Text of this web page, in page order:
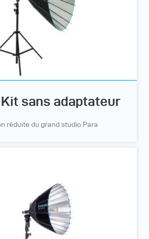
Kit sans adaptateur
réduite du grand studio Para